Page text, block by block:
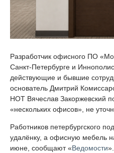
Разработчик офисного ПО
Санкт-Петербурге и
действующие и бывшие
основатель Дмитрий
НОТ Вячеслав Закоржевский
«нескольких офисов», не
Работников петербургского
удалёнку, а офисную мебель
июне, сообщают «Ведомости».